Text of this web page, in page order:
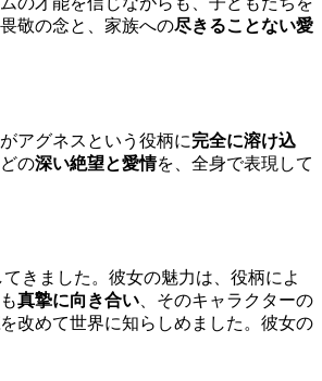
敬の念と、家族への尽きることない愛
アグネスという役柄に完全に溶け込
の深い絶望と愛情を、全身で表現して
きました。彼女の魅力は、役柄によ
真摯に向き合い 、そのキャラクターの
を改めて世界に知らしめました。彼女の